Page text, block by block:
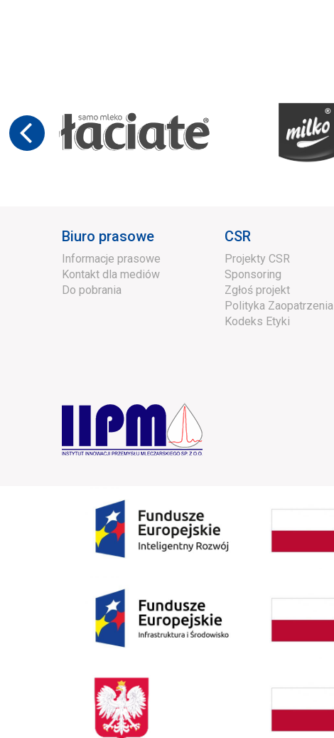
Biuro prasowe
Informacje prasowe
Kontakt dla mediów
Do pobrania
CSR
Projekty CSR
Sponsoring
Zgłoś projekt
Polityka Zaopatrzenia
Kodeks Etyki